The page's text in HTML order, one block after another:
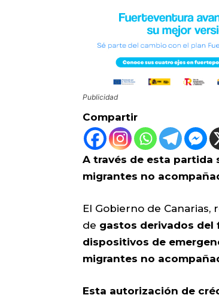
Publicidad
Compartir
A través de esta partida
migrantes no
El Gobierno de
de gastos derivados
dispositivos de
migrantes no
Esta autorización de